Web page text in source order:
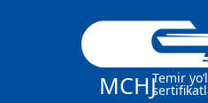
MCHJTemir